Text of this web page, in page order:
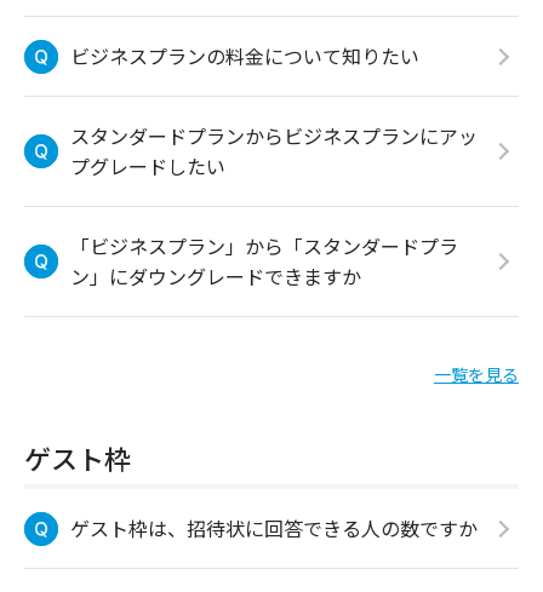
ビジネスプランの料金について知りたい
スタンダードプランからビジネスプランにアッ
プグレードしたい
「ビジネスプラン」から「スタンダードプラ
ン」にダウングレードできますか
一覧を見る
ゲスト枠
ゲスト枠は、招待状に回答できる人の数ですか